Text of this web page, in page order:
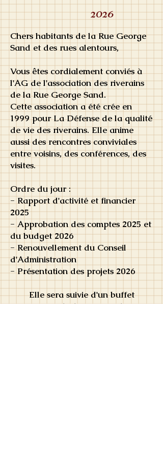
2026
Chers habitants de la Rue George
Sand et des rues alentours,
Vous êtes cordialement conviés à
l'AG de l'association des riverains
de la Rue George Sand.
Cette association a été crée en
1999 pour La Défense de la qualité
de vie des riverains. Elle anime
aussi des rencontres conviviales
entre voisins, des conférences, des
visites.
Ordre du jour :
- Rapport d'activité et financier
2025
- Approbation des comptes 2025 et
du budget 2026
- Renouvellement du Conseil
d'Administration
- Présentation des projets 2026
Elle sera suivie d'un buffet
convivial, chaque membre